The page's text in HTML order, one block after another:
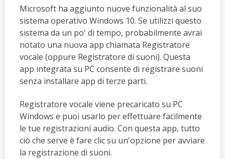
Microsoft ha aggiunto nuove funzionalità al suo
sistema operativo Windows 10. Se utilizzi questo
sistema da un po' di tempo, probabilmente avrai
notato una nuova app chiamata Registratore
vocale (oppure Registratore di suoni). Questa
app integrata su PC consente di registrare suoni
senza installare app di terze parti.
Registratore vocale viene precaricato su PC
Windows e puoi usarlo per effettuare facilmente
le tue registrazioni audio. Con questa app, tutto
ciò che serve è fare clic su un'opzione per avviare
la registrazione di suoni.